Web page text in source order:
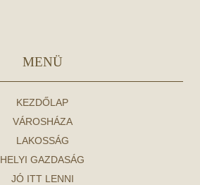
MENÜ
KEZDŐLAP
VÁROSHÁZA
LAKOSSÁG
HELYI GAZDASÁG
JÓ ITT LENNI